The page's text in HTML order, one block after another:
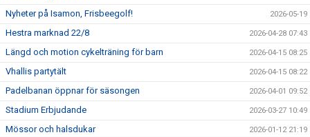
KLUBBLOTTERI
MEDLEMSSKAP 2025
GRÖNTIPPEN
Nyheter på Isamon, Frisbeegolf! 2026-05-19
Hestra marknad 22/8 2026-04-28 07:43
Längd och motion cykelträning för barn 2026-04-15 08:25
Vhallis partytält 2026-04-15 08:22
Padelbanan öppnar för säsongen 2026-04-01 09:52
Stadium Erbjudande 2026-03-27 10:49
Mössor och halsdukar 2026-01-12 21:19